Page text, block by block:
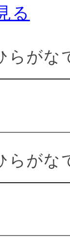
る
がな
がな